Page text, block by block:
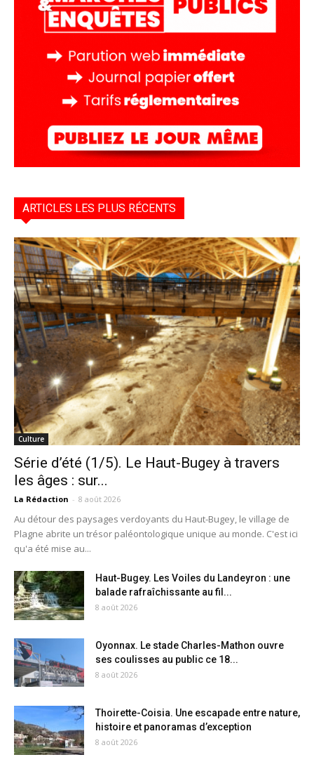
ARTICLES LES PLUS RÉCENTS
Culture
Série d’été (1/5). Le Haut-Bugey à travers
les âges : sur...
La Rédaction - 8 août 2026
Au détour des paysages verdoyants du Haut-Bugey, le village de
Plagne abrite un trésor paléontologique unique au monde. C'est ici
qu'a été mise au...
Haut-Bugey. Les Voiles du Landeyron : une
balade rafraîchissante au fil...
8 août 2026
Oyonnax. Le stade Charles-Mathon ouvre
ses coulisses au public ce 18...
8 août 2026
Thoirette-Coisia. Une escapade entre nature,
histoire et panoramas d’exception
8 août 2026